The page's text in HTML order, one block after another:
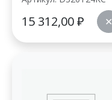
15 312,00₽ ✕